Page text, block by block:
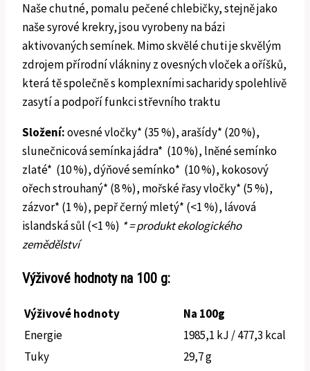
Naše chutné, pomalu pečené chlebičky, stejně jako
naše syrové krekry, jsou vyrobeny na bázi
aktivovaných semínek. Mimo skvělé chuti je skvělým
zdrojem přírodní vlákniny z ovesných vloček a oříšků,
která tě společně s komplexními sacharidy spolehlivě
zasytí a podpoří funkci střevního traktu
Složení:ovesné vločky* (35 %), arašídy* (20 %),
slunečnicová semínka jádra* (10 %), lněné semínko
zlaté* (10 %), dýňové semínko* (10 %), kokosový
ořech strouhaný* (8 %), mořské řasy vločky* (5 %),
zázvor* (1 %), pepř černý mletý* (<1 %), lávová
islandská sůl (<1 %) * = produkt ekologického
zemědělství
Výživové hodnoty na 100 g:
Výživové hodnoty
Na 100g
Energie
1985,1 kJ / 477,3 kcal
Tuky
29,7 g